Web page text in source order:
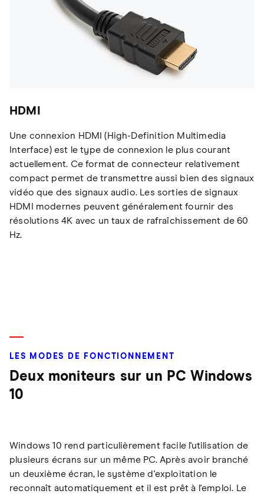
HDMI
Une connexion HDMI (High-Definition Multimedia
Interface) est le type de connexion le plus courant
actuellement. Ce format de connecteur relativement
compact permet de transmettre aussi bien des signaux
vidéo que des signaux audio. Les sorties de signaux
HDMI modernes peuvent généralement fournir des
résolutions 4K avec un taux de rafraîchissement de 60
Hz.
LES MODES DE FONCTIONNEMENT
Deux moniteurs sur un PC Windows
10
Windows 10 rend particulièrement facile l'utilisation de
plusieurs écrans sur un même PC. Après avoir branché
un deuxième écran, le système d'exploitation le
reconnaît automatiquement et il est prêt à l'emploi. Le